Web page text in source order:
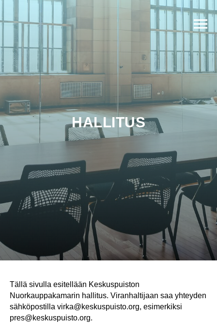
HALLITUS
Tällä sivulla esitellään Keskuspuiston
Nuorkauppakamarin hallitus. Viranhaltijaan saa yhteyden
sähköpostilla virka@keskuspuisto.org, esimerkiksi
pres@keskuspuisto.org.